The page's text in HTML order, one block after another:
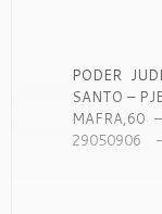
PODER
SANTO –
MAFRA,60
29050906